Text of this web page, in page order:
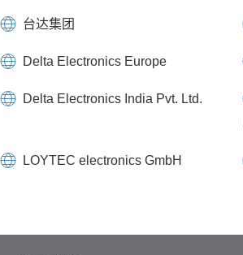
台达集团
Delta Electronics Europe
Delta Electronics India Pvt. Ltd.
LOYTEC electronics GmbH